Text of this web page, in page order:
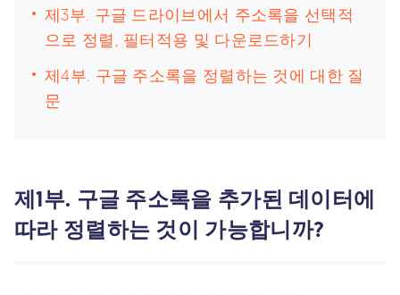
제3부. 구글 드라이브에서 주소록을 선택적
으로 정렬, 필터적용 및 다운로드하기
제4부. 구글 주소록을 정렬하는 것에 대한 질
문
제1부. 구글 주소록을 추가된 데이터에
따라 정렬하는 것이 가능합니까?